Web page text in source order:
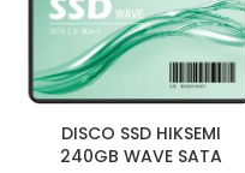
DISCO SSD HIKSEMI
240GB WAVE SATA